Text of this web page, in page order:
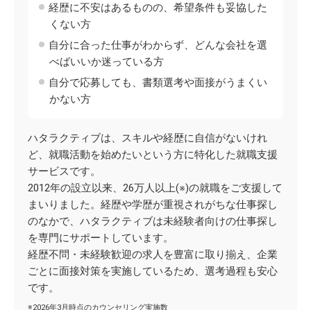
経歴に不安はあるものの、希望条件も妥協した
くない方
自分に合った仕事がわからず、どんな会社を選
べばいいか迷っている方
自分で応募しても、書類選考や面接がうまくい
かない方
ハタラクティブは、スキルや経歴に自信がないけれ
ど、就職活動を始めたいという方に特化した就職支援
サービスです。
2012年の設立以来、26万人以上(※)の就職をご支援して
まいりました。経歴や学歴が重視されがちな仕事探し
のなかで、ハタラクティブは未経験者向けの仕事探し
を専門にサポートしています。
経歴不問・未経験歓迎の求人を豊富に取り揃え、企業
ごとに面接対策を実施しているため、選考過程も安心
です。
※2026年3月時点のカウンセリング実施数